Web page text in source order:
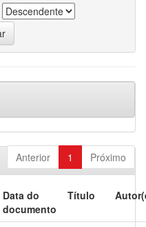
Anterior 1 Próximo
Data do
documento
Título